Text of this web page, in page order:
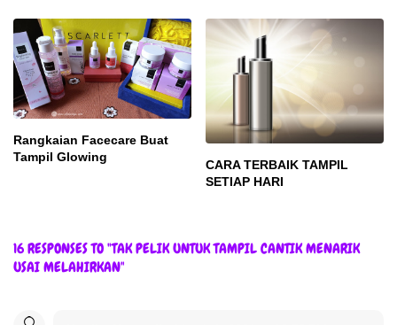
Rangkaian Facecare Buat
Tampil Glowing
CARA TERBAIK TAMPIL
SETIAP HARI
16 RESPONSES TO "TAK PELIK UNTUK TAMPIL CANTIK MENARIK
USAI MELAHIRKAN"